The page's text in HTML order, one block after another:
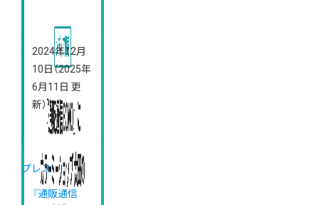
2024年12月
10日 （2025年
6月11日 更
新）
プレス
『通販通信